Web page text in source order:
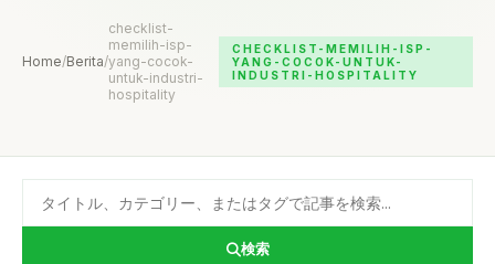
Home/Berita/
checklist-
memilih-isp-
yang-cocok-
untuk-industri-
hospitality
CHECKLIST-MEMILIH-ISP-
YANG-COCOK-UNTUK-
INDUSTRI-HOSPITALITY
検索